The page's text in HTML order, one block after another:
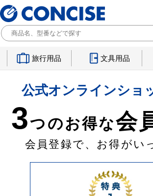
旅行用品 文具用品
公式オンラインショ
3つのお得な会
会員登録で、お得がい